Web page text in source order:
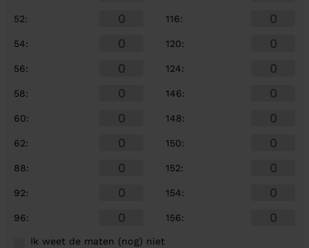
52:
54:
56:
58:
60:
62:
88:
92:
96:
116:
120:
124:
146:
148:
150:
152:
154:
156:
Ik weet de maten (nog) niet